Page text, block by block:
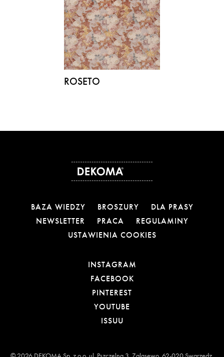
ROSETO
BAZA WIEDZY BROSZURY
DLA PRASY
NEWSLETTER
PRACA
REGULAMINY
USTAWIENIA COOKIES
INSTAGRAM
FACEBOOKOTWIERA LINK W
PINTEREST
YOUTUBE
ISSUUOTWIERA LINK W NOWEJ